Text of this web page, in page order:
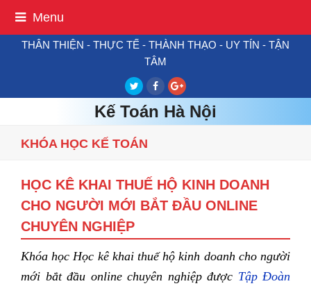
Menu
THÂN THIỆN - THỰC TẾ - THÀNH THẠO - UY TÍN - TẬN
TÂM
TwitterFacebookGoogle
Plus
Kế Toán Hà Nội
KHÓA HỌC KẾ TOÁN
HỌC KÊ KHAI THUẾ HỘ KINH DOANH
CHO NGƯỜI MỚI BẮT ĐẦU ONLINE
CHUYÊN NGHIỆP
Khóa học Học kê khai thuế hộ kinh doanh cho người
mới bắt đầu online chuyên nghiệpđược Tập Đoàn